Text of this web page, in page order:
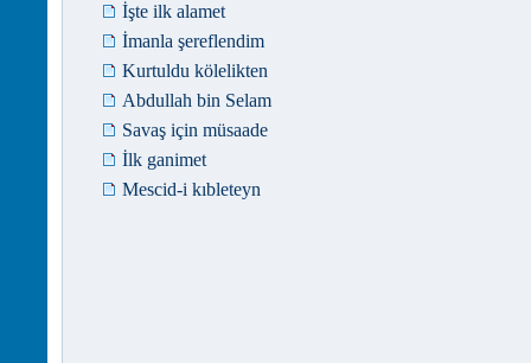
İşte ilk alamet
İmanla şereflendim
Kurtuldu kölelikten
Abdullah bin Selam
Savaş için müsaade
İlk ganimet
Mescid-i kıbleteyn